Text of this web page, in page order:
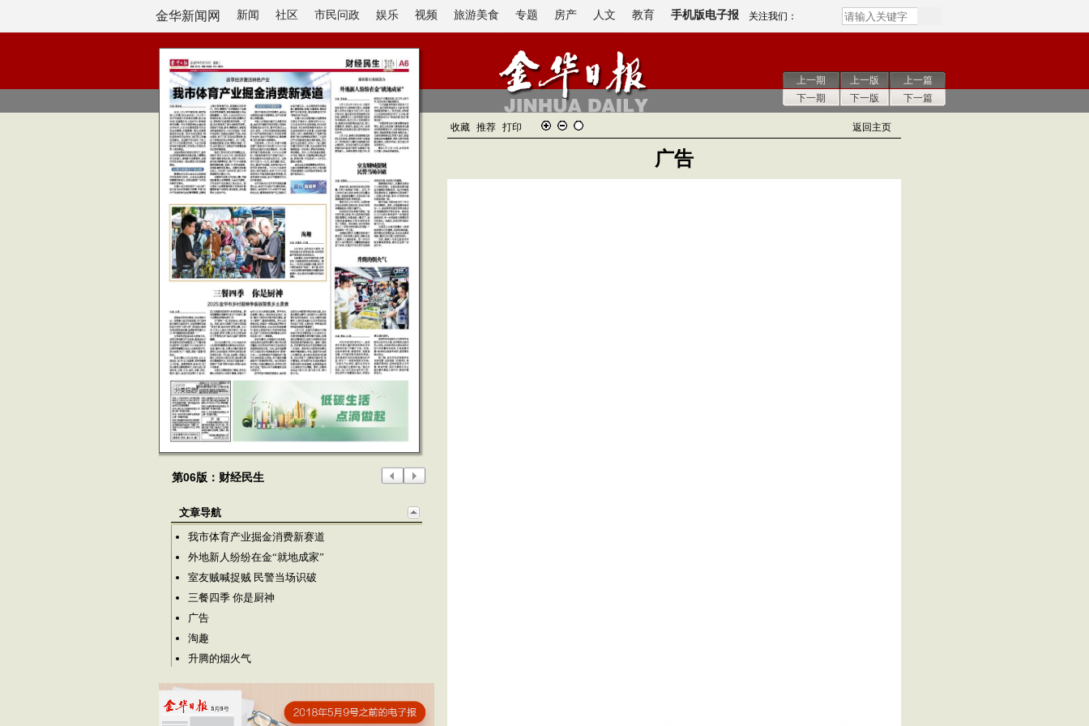
金华新闻网 新闻 社区 市民问政 娱乐 视频 旅游美食 专题 房产 人文 教育 手机版电子报 关注我们：
上一期
下一期
上一版
下一版
上一篇
下一篇
第06版：财经民生
文章导航
我市体育产业掘金消费新赛道
外地新人纷纷在金“就地成家”
室友贼喊捉贼 民警当场识破
三餐四季 你是厨神
广告
淘趣
升腾的烟火气
收藏 推荐 打印 返回主页
广告